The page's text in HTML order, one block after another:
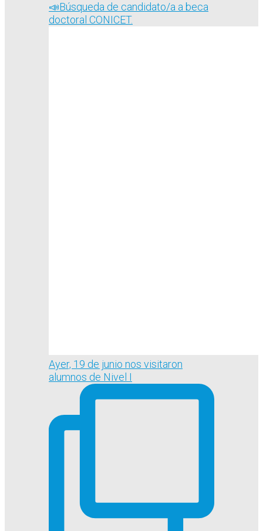
📣Búsqueda de candidato/a a beca
doctoral CONICET.
Ayer, 19 de junio nos visitaron
alumnos de Nivel I